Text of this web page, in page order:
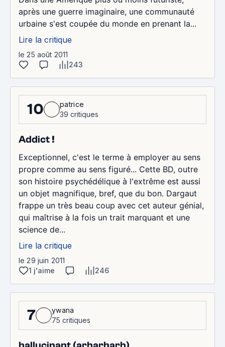
après une guerre imaginaire, une communauté
urbaine s'est coupée du monde en prenant la...
Lire la critique
le 25 août 2011
243
10
patrice
39 critiques
Addict !
Exceptionnel, c'est le terme à employer au sens
propre comme au sens figuré... Cette BD, outre
son histoire psychédélique à l'extrême est aussi
un objet magnifique, bref, que du bon. Dargaut
frappe un très beau coup avec cet auteur génial,
qui maîtrise à la fois un trait marquant et une
science de...
Lire la critique
le 29 juin 2011
1 j'aime
246
7
ywana
75 critiques